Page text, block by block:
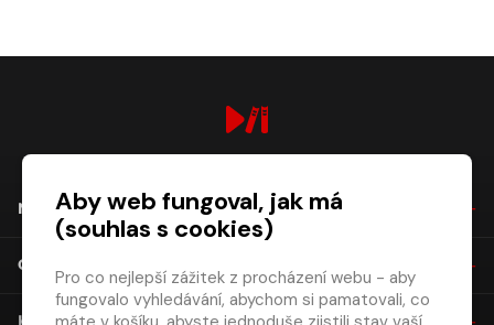
NÁKUP
O SPOLEČNOSTI
Aby web fungoval, jak má
(souhlas s cookies)
Pro co nejlepší zážitek z procházení webu - aby
fungovalo vyhledávání, abychom si pamatovali, co